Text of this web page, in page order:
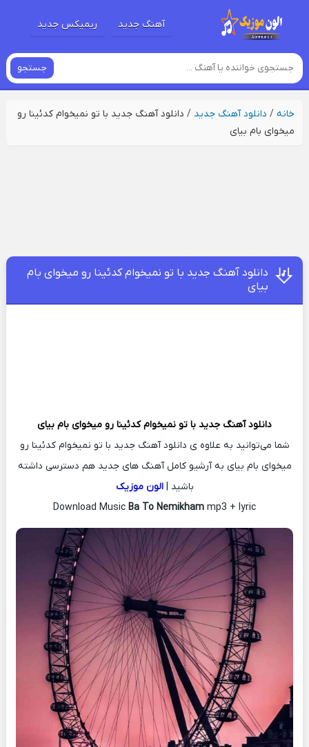
آهنگ جدید ریمیکس جدید
جستجو
خانه/ دانلود آهنگ جدید / دانلود آهنگ جدید با تو نمیخوام کدئینا رو
میخوای بام بیای
دانلود آهنگ جدید با تو نمیخوام کدئینا رو میخوای بام
بیای
دانلود آهنگ جدید با تو نمیخوام کدئینا رو میخوای بام بیای
شما می‌توانید به علاوه ی دانلود آهنگ جدید با تو نمیخوام کدئینا رو
میخوای بام بیای به آرشیو کامل آهنگ های جدید هم دسترسی داشته
باشید |الون موزیک
Download Music Ba To Nemikham mp3 + lyric